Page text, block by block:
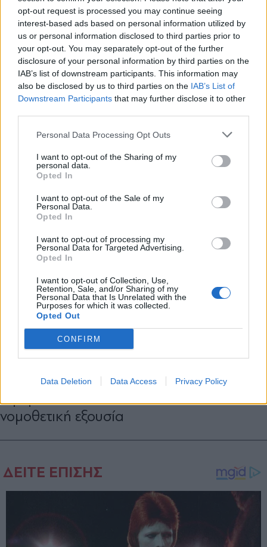
opt-out request is processed you may continue seeing
interest-based ads based on personal information utilized by
us or personal information disclosed to third parties prior to
your opt-out. You may separately opt-out of the further
disclosure of your personal information by third parties on the
IAB’s list of downstream participants. This information may
also be disclosed by us to third parties on the IAB’s List of
Downstream Participants that may further disclose it to other
Personal Data Processing Opt Outs
I want to opt-out of the Sharing of my
personal data.
Opted In
I want to opt-out of the Sale of my
Personal Data.
Opted In
I want to opt-out of processing my
Personal Data for Targeted Advertising.
Opted In
I want to opt-out of Collection, Use,
Retention, Sale, and/or Sharing of my
Personal Data that Is Unrelated with the
Purposes for which it was collected.
Opted Out
CONFIRM
Data Deletion Data Access Privacy Policy
ΠΟΛΙΤΙΚΗ 29.04.2026 20:20
PARAPOLITIKA NEWSROOM
Μητσοτάκης: Τέλος στην "κουκούλα" του
Διαδικτύου, ελευθερία έκφρασης με
ευθύνη και προστασία από τις SLAPP
ΠΟΛΙΤΙΚΗ 29.04.2026 16:51
Νέα απάντηση Μητσοτάκη στους πέντε
βουλευτές για το επιτελικό κράτος:
Αντιλαμβανόμαστε τον ρόλο τους,
αφορά την εκτελεστική και όχι τη
νομοθετική εξουσία
Εγγραφή στο newsletter
Αποδέχομαι τους
και την πολιτική απορρήτου
X